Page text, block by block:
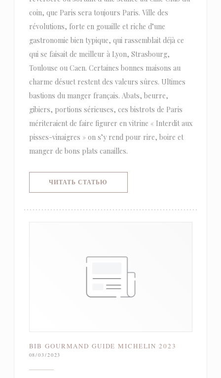
coin, que Paris sera toujours Paris. Ville des
révolutions, forte en gouaille et riche d’une
gastronomie bien typique, qui rassemblait déjà ce
qui se faisait de meilleur à Lyon, Strasbourg,
Toulouse ou Caen. Certaines bonnes maisons au
charme désuet restent des valeurs sûres. Ultimes
bastions du manger français. Abats, beurre,
gibiers, portions sérieuses, ces bistrots de Paris
mériteraient de faire figurer en vitrine « Interdit aux
pisses-vinaigres » on s’y rend pour rire, boire et
manger de bons plats canailles.
ЧИТАТЬ СТАТЬЮ
BIB GOURMAND GUIDE MICHELIN 2023
08/03/2023